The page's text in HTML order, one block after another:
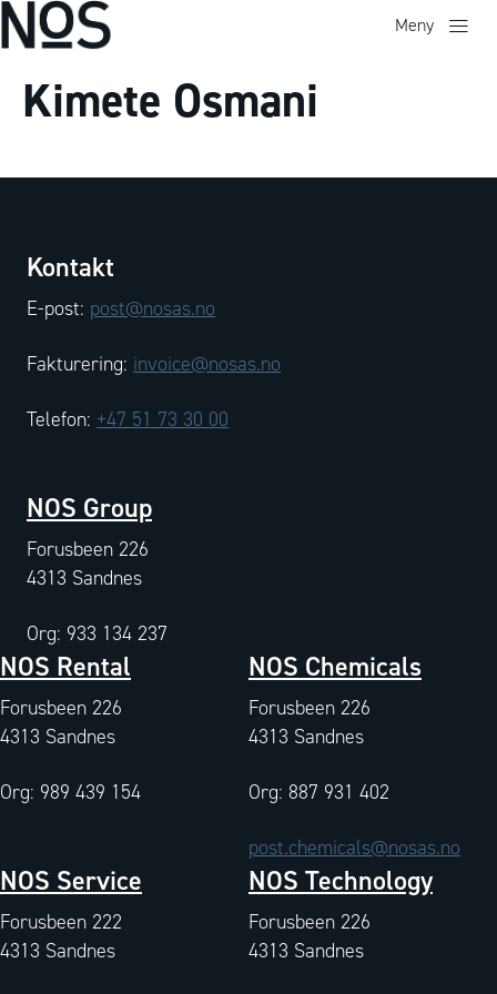
Meny
Kimete Osmani
Kontakt
E-post: post@nosas.no
Fakturering: invoice@nosas.no
Telefon: +47 51 73 30 00
NOS Group
Forusbeen 226
4313 Sandnes
Org: 933 134 237
NOS Rental
Forusbeen 226
4313 Sandnes
Org: 989 439 154
NOS Chemicals
Forusbeen 226
4313 Sandnes
Org: 887 931 402
post.chemicals@nosas.no
NOS Service
Forusbeen 222
4313 Sandnes
NOS Technology
Forusbeen 226
4313 Sandnes